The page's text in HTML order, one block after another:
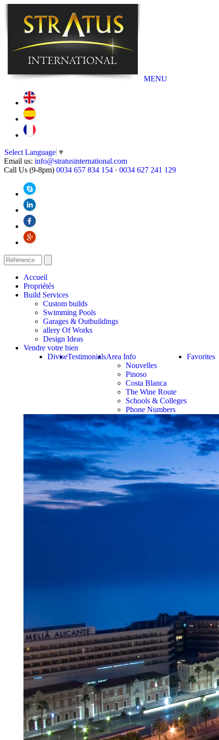
MENU
Select Language ▼
Email us: info@stratusinternational.com
Call Us (9-8pm) 0034 657 834 154 · 0034 627 241 129
Accueil
Propriétés
Build Services
Custom builds
Swimming Pools
Garages & Outbuildings
allery Of Works
Design Ideas
Vendre votre bien
Favorites
Area Info
Nouvelles
Pinoso
Costa Blanca
The Wine Route
Schools & Colleges
Phone Numbers
Testimonials
Divise